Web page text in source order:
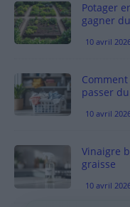
Potager
gagner
10 avril
passer
10 avril
Vinaigre
graisse
10 avril